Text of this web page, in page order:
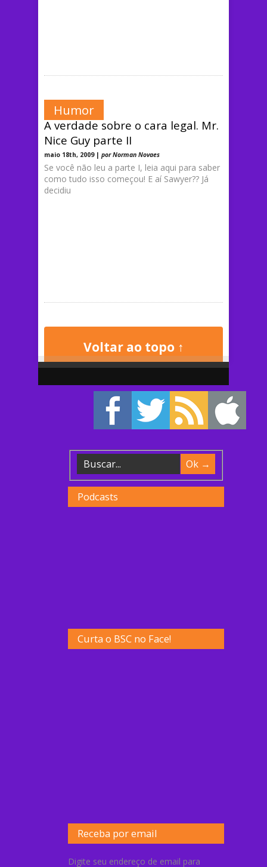
Humor
A verdade sobre o cara legal. Mr.
Nice Guy parte II
maio 18th, 2009 | por Norman Novaes
Se você não leu a parte I, leia aqui para saber
como tudo isso começou! E aí Sawyer?? Já
decidiu
Voltar ao topo ↑
Podcasts
Curta o BSC no Face!
Receba por email
Digite seu endereço de email para